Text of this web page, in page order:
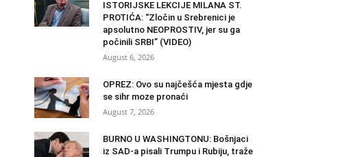
ISTORIJSKE LEKCIJE MILANA ST.
PROTIĆA: “Zločin u Srebrenici je
apsolutno NEOPROSTIV, jer su ga
počinili SRBI” (VIDEO)
August 6, 2026
OPREZ: Ovo su najčešća mjesta gdje
se sihr moze pronaći
August 7, 2026
BURNO U WASHINGTONU: Bošnjaci
iz SAD-a pisali Trumpu i Rubiju, traže